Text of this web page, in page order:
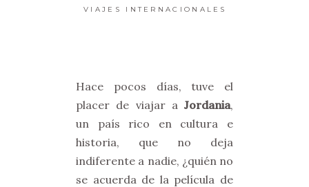
VIAJES INTERNACIONALES
Hace pocos días, tuve el
placer de viajar a Jordania,
un país rico en cultura e
historia, que no deja
indiferente a nadie, ¿quién no
se acuerda de la película de